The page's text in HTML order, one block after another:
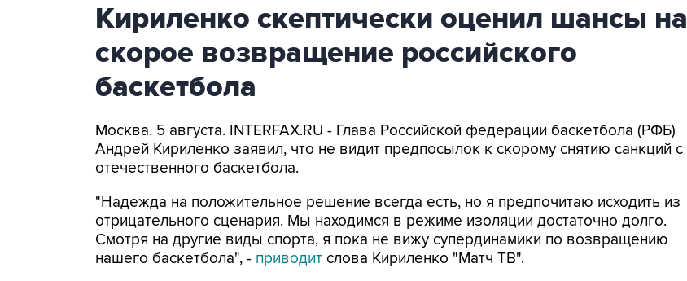
Кириленко скептически оценил шансы на
скорое возвращение российского
баскетбола
Москва. 5 августа. INTERFAX.RU - Глава Российской федерации баскетбола (РФБ)
Андрей Кириленко заявил, что не видит предпосылок к скорому снятию санкций с
отечественного баскетбола.
"Надежда на положительное решение всегда есть, но я предпочитаю исходить из
отрицательного сценария. Мы находимся в режиме изоляции достаточно долго.
Смотря на другие виды спорта, я пока не вижу супердинамики по возвращению
нашего баскетбола", - приводит слова Кириленко "Матч ТВ".